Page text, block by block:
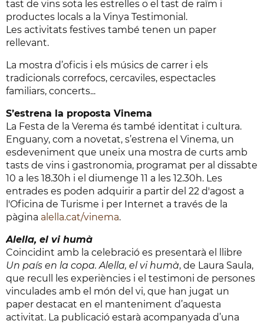
tast de vins sota les estrelles o el tast de raïm i
productes locals a la Vinya Testimonial.
Les activitats festives també tenen un paper
rellevant.
La mostra d’oficis i els músics de carrer i els
tradicionals correfocs, cercaviles, espectacles
familiars, concerts...
S’estrena la proposta Vinema
La Festa de la Verema és també identitat i cultura.
Enguany, com a novetat, s’estrena el Vinema, un
esdeveniment que uneix una mostra de curts amb
tasts de vins i gastronomia, programat per al dissabte
10 a les 18.30h i el diumenge 11 a les 12.30h. Les
entrades es poden adquirir a partir del 22 d'agost a
l'Oficina de Turisme i per Internet a través de la
pàgina alella.cat/vinema.
Alella, el vi humà
Coincidint amb la celebració es presentarà el llibre
Un país en la copa. Alella, el vi humà, de Laura Saula,
que recull les experiències i el testimoni de persones
vinculades amb el món del vi, que han jugat un
paper destacat en el manteniment d’aquesta
activitat. La publicació estarà acompanyada d’una